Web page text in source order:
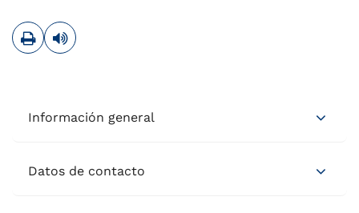
ImprimirLeer contenido
Información general
Datos de contacto